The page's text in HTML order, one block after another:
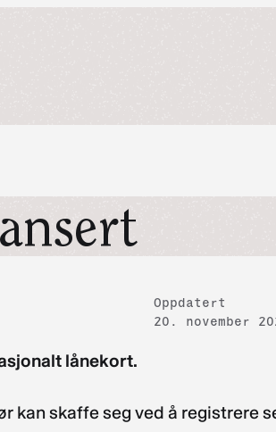
Oppdatert
20. november
lånekort.
kan skaffe seg ved å registrere